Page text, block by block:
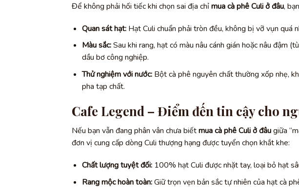
Để không phải hối tiếc khi chọn sai địa chỉmua cà phê Culi ở đâu,
Quan sát hạt:Hạt Culi chuẩn phải tròn đều, không bị vỡ vụn quá
Màu sắc:Sau khi rang, hạt có màu nâu cánh gián hoặc nâu đậm
dầu bơ công nghiệp.
Thử nghiệm với nước:Bột cà phê nguyên chất thường xốp nhẹ,
pha tạp chất.
Cafe Legend – Điểm đến tin cậy cho
Nếu bạn vẫn đang phân vân chưa biếtmua cà phê Culi ở đâugiữa
đơn vị cung cấp dòng Culi thượng hạng được tuyển chọn khắt khe:
Chất lượng tuyệt đối:100% hạt Culi được nhặt tay, loại bỏ hạt
Rang mộc hoàn toàn:Giữ trọn vẹn bản sắc tự nhiên của hạt cà